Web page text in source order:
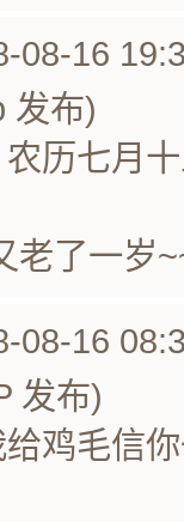
08-16
发布)
历七月
老了一岁
08-16
发布)
鸡毛信